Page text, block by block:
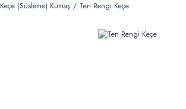
Keçe (Süsleme) Kumaş Ten Rengi Keçe